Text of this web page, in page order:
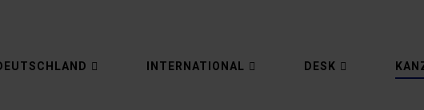
INTERNATIONAL DESK